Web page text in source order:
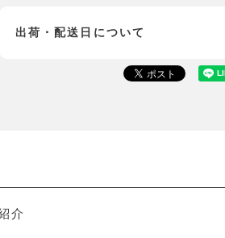
出荷・配送日について
介